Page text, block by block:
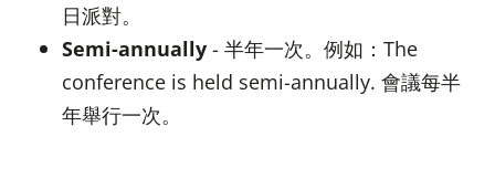
日派對。
Semi-annually - 半年一次。例如：The
conference is held semi-annually. 會議每半
年舉行一次。